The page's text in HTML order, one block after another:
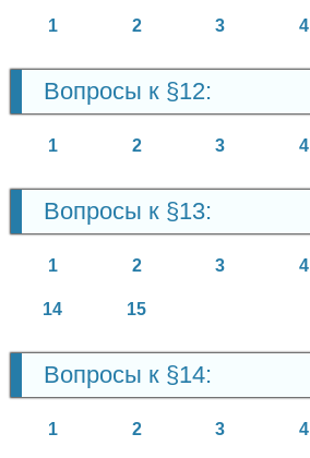
1 2 3 4
Вопросы к §12:
1 2 3 4
Вопросы к §13:
1 2 3 4
14 15
Вопросы к §14:
1 2 3 4